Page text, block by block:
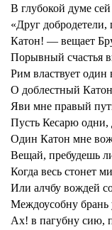
В глубокой думе
«Друг
Катон! — вещает
Порывный счастья
Рим властвует
О доблестный
Яви мне правый
Пусть Кесарю
Один Катон мне
Вещай, пребудешь
Когда весь стонет
Или алчбу вождей
Междоусобну брань
Ах! в пагубну сию,